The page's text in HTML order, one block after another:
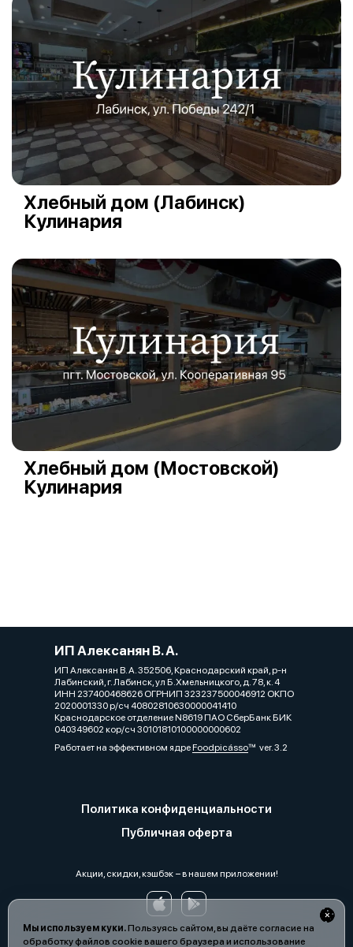
Мы используем куки.Пользуясь сайтом, вы даёте согласие на
обработку файлов cookie вашего браузера и использование
Хлебный дом (Лабинск)
Кулинария
Хлебный дом (Мостовской)
Кулинария
ИП Алексанян В. А.
ИП Алексанян В. А. 352506, Краснодарский край, р-н
Лабинский, г. Лабинск, ул Б.Хмельницкого, д. 78, к. 4
ИНН 237400468626 ОГРНИП 323237500046912 ОКПО
2020001330 р/сч 40802810630000041410
Краснодарское отделение N8619 ПАО СберБанк БИК
040349602 кор/сч 30101810100000000602
Работает на эффективном ядреFoodpicássover. 3.2
Политика конфиденциальности
Публичная оферта
Акции, скидки, кэшбэк − в нашем приложении!